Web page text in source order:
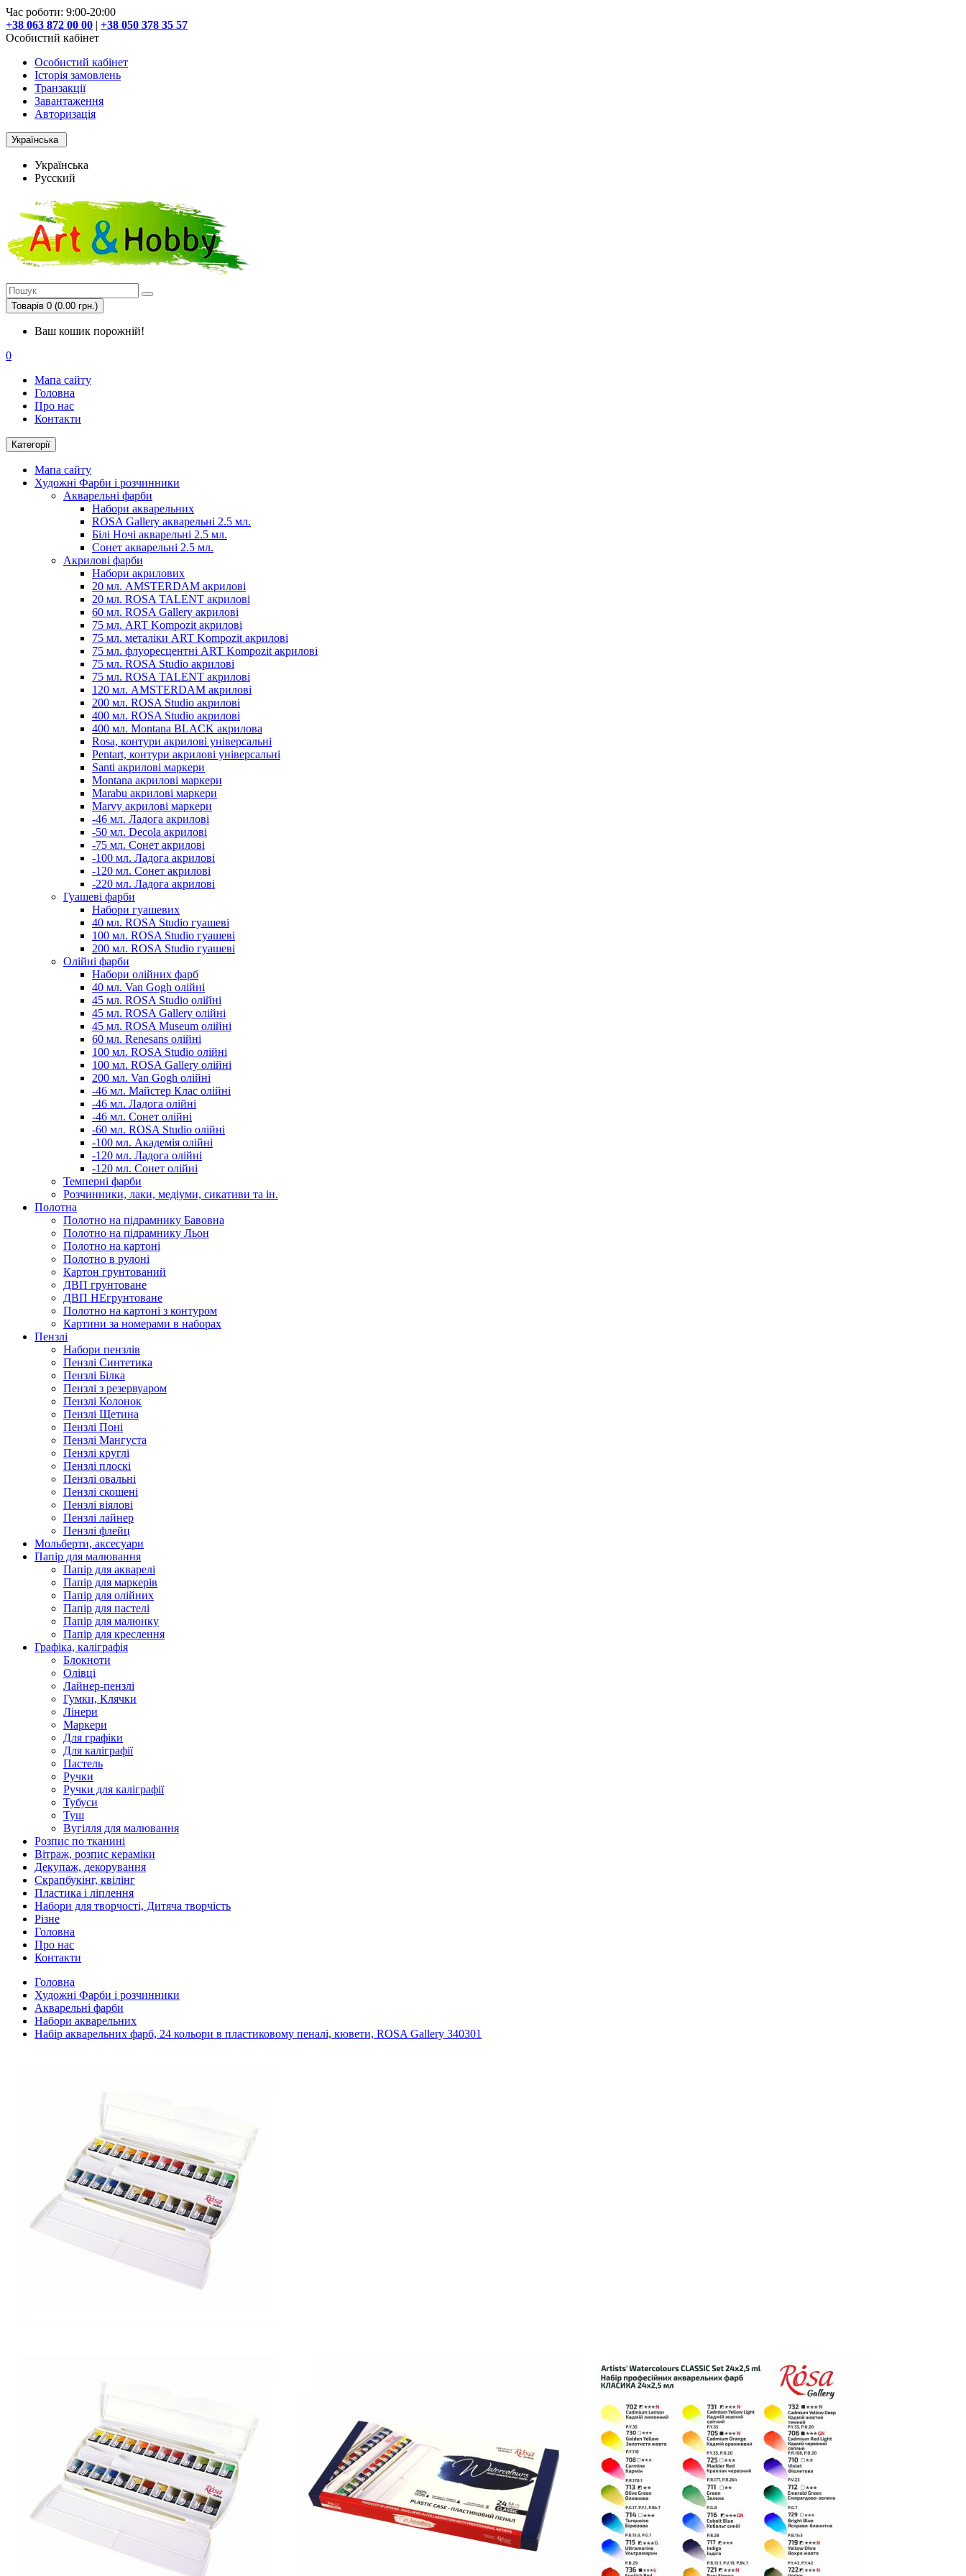
Час роботи: 9:00-20:00
+38 063 872 00 00 | +38 050 378 35 57
Особистий кабінет
Особистий кабінет
Історія замовлень
Транзакції
Завантаження
Авторизація
Українська
Українська
Русский
Товарів 0 (0.00 грн.)
Ваш кошик порожній!
0
Мапа сайту
Головна
Про нас
Контакти
Категорії
Мапа сайту
Художні Фарби і розчинники
Акварельні фарби
Набори акварельних
ROSA Gallery акварельні 2.5 мл.
Білі Ночі акварельні 2.5 мл.
Сонет акварельні 2.5 мл.
Акрилові фарби
Набори акрилових
20 мл. AMSTERDAM акрилові
20 мл. ROSA TALENT акрилові
60 мл. ROSA Gallery акрилові
75 мл. ART Kompozit акрилові
75 мл. металіки ART Kompozit акрилові
75 мл. флуоресцентні ART Kompozit акрилові
75 мл. ROSA Studio акрилові
75 мл. ROSA TALENT акрилові
120 мл. AMSTERDAM акрилові
200 мл. ROSA Studio акрилові
400 мл. ROSA Studio акрилові
400 мл. Montana BLACK акрилова
Rosa, контури акрилові універсальні
Pentart, контури акрилові універсальні
Santi акрилові маркери
Montana акрилові маркери
Marabu акрилові маркери
Marvy акрилові маркери
-46 мл. Ладога акрилові
-50 мл. Decola акрилові
-75 мл. Сонет акрилові
-100 мл. Ладога акрилові
-120 мл. Сонет акрилові
-220 мл. Ладога акрилові
Гуашеві фарби
Набори гуашевих
40 мл. ROSA Studio гуашеві
100 мл. ROSA Studio гуашеві
200 мл. ROSA Studio гуашеві
Олійні фарби
Набори олійних фарб
40 мл. Van Gogh олійні
45 мл. ROSA Studio олійні
45 мл. ROSA Gallery олійні
45 мл. ROSA Museum олійні
60 мл. Renesans олійні
100 мл. ROSA Studio олійні
100 мл. ROSA Gallery олійні
200 мл. Van Gogh олійні
-46 мл. Майстер Клас олійні
-46 мл. Ладога олійні
-46 мл. Сонет олійні
-60 мл. ROSA Studio олійні
-100 мл. Академія олійні
-120 мл. Ладога олійні
-120 мл. Сонет олійні
Темперні фарби
Розчинники, лаки, медіуми, сикативи та ін.
Полотна
Полотно на підрамнику Бавовна
Полотно на підрамнику Льон
Полотно на картоні
Полотно в рулоні
Картон грунтований
ДВП грунтоване
ДВП НЕгрунтоване
Полотно на картоні з контуром
Картини за номерами в наборах
Пензлі
Набори пензлів
Пензлі Синтетика
Пензлі Білка
Пензлі з резервуаром
Пензлі Колонок
Пензлі Щетина
Пензлі Поні
Пензлі Мангуста
Пензлі круглі
Пензлі плоскі
Пензлі овальні
Пензлі скошені
Пензлі віялові
Пензлі лайнер
Пензлі флейц
Мольберти, аксесуари
Папір для малювання
Папір для акварелі
Папір для маркерів
Папір для олійних
Папір для пастелі
Папір для малюнку
Папір для креслення
Графіка, каліграфія
Блокноти
Олівці
Лайнер-пензлі
Гумки, Клячки
Лінери
Маркери
Для графіки
Для каліграфії
Пастель
Ручки
Ручки для каліграфії
Тубуси
Туш
Вугілля для малювання
Розпис по тканині
Вітраж, розпис кераміки
Декупаж, декорування
Скрапбукінг, квілінг
Пластика і ліплення
Набори для творчості, Дитяча творчість
Різне
Головна
Про нас
Контакти
Головна
Художні Фарби і розчинники
Акварельні фарби
Набори акварельних
Набір акварельних фарб, 24 кольори в пластиковому пеналі, кювети, ROSA Gallery 340301